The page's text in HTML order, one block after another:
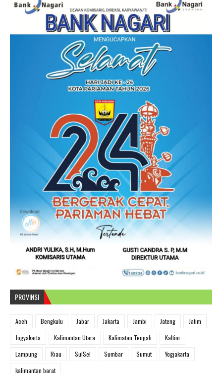
PROVINSI
Aceh Bengkulu Jabar Jakarta Jambi Jateng
Jatim
Jogyakarta
Kalimantan Utara Kalimatan Tengah
Kaltim
Lampung
Riau SulSel Sumbar Sumut
Yogjakarta
kalimantan barat